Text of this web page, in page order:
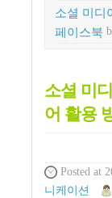
소셜 미디
페이스북
소셜 미
어 활용
Posted at
니케이션